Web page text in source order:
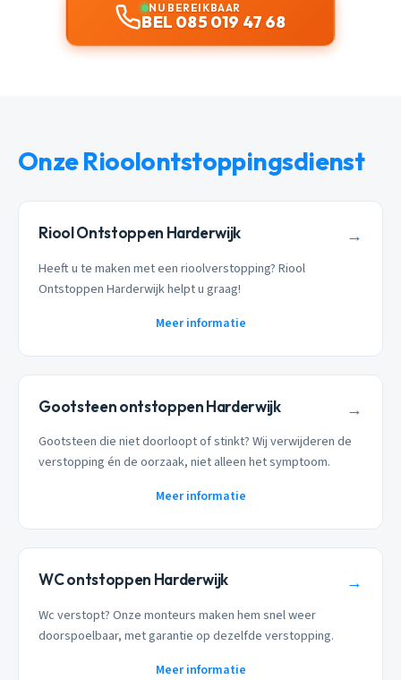
NU BEREIKBAAR
BEL 085 019 47 68
Onze Rioolontstoppingsdienst
Riool Ontstoppen Harderwijk →
Heeft u te maken met een rioolverstopping? Riool
Ontstoppen Harderwijk helpt u graag!
Meer informatie
Gootsteen ontstoppen Harderwijk →
Gootsteen die niet doorloopt of stinkt? Wij verwijderen de
verstopping én de oorzaak, niet alleen het symptoom.
Meer informatie
WC ontstoppen Harderwijk →
Wc verstopt? Onze monteurs maken hem snel weer
doorspoelbaar, met garantie op dezelfde verstopping.
Meer informatie